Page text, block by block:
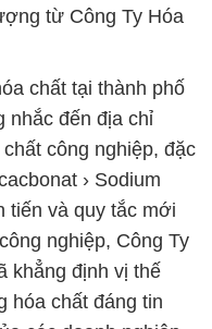
từ Công Ty Hóa
chất tại thành phố
nhắc đến địa chỉ
công nghiệp, đặc
› Sodium
tiến và quy tắc mới
nghiệp, Công Ty
khẳng định vị thế
hóa chất đáng tin